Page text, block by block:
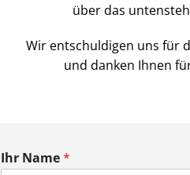
über das
Wir entschuldigen uns für
und danken Ihnen
Ihr Name*